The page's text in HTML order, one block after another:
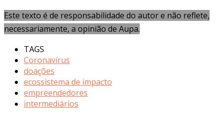
Este texto é de responsabilidade do autor e não reflete,
necessariamente, a opinião de Aupa.
TAGS
Coronavírus
doações
ecossistema de impacto
empreendedores
intermediários